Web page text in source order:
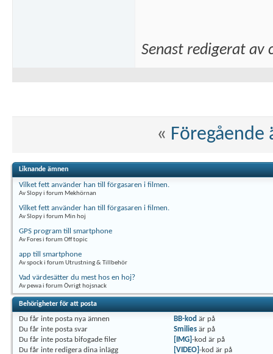
Senast redigerat av
« Föregående
Liknande ämnen
Vilket fett använder han till förgasaren i filmen.
Av Slopy i forum Mekhörnan
Vilket fett använder han till förgasaren i filmen.
Av Slopy i forum Min hoj
GPS program till smartphone
Av Fores i forum Off topic
app till smartphone
Av spock i forum Utrustning & Tillbehör
Vad värdesätter du mest hos en hoj?
Av pewa i forum Övrigt hojsnack
Behörigheter för att posta
Du får inte posta nya ämnen
Du får inte posta svar
Du får inte posta bifogade filer
Du får inte redigera dina inlägg
BB-kod är på
Smilies är på
[IMG] -kod är på
[VIDEO] -kod är på